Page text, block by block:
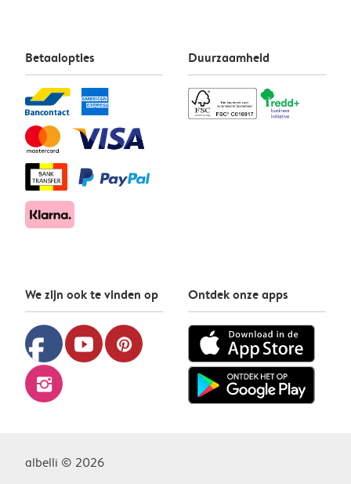
Betaalopties Duurzaamheid
We zijn ook te vinden op
facebook youtube pinterest
instagram
Ontdek onze apps
albelli © 2026